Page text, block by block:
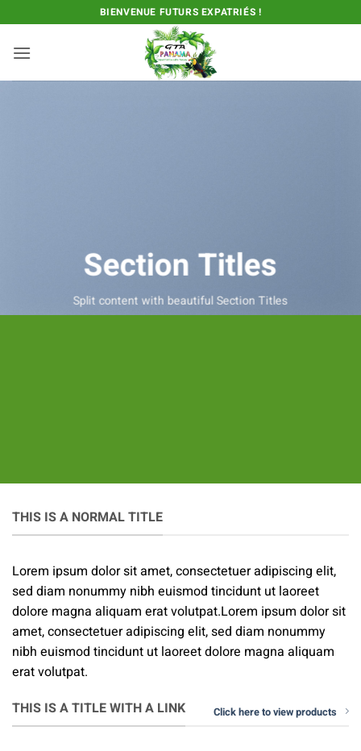
au
contenu
BIENVENUE FUTURS EXPATRIÉS !
Section Titles
Split content with beautiful Section Titles
THIS IS A NORMAL TITLE
Lorem ipsum dolor sit amet, consectetuer adipiscing elit,
sed diam nonummy nibh euismod tincidunt ut laoreet
dolore magna aliquam erat volutpat.Lorem ipsum dolor sit
amet, consectetuer adipiscing elit, sed diam nonummy
nibh euismod tincidunt ut laoreet dolore magna aliquam
erat volutpat.
THIS IS A TITLE WITH A LINK
Click here to view products